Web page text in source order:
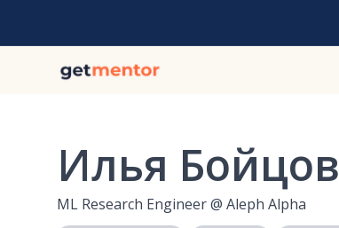
Илья Бойцов
ML Research Engineer@ Aleph Alpha